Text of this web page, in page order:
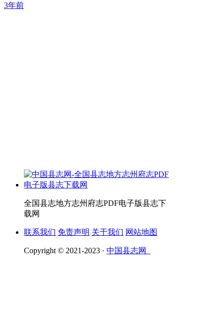
3年前
全国县志地方志州府志PDF电子版县志下
载网
联系我们 免责声明 关于我们 网站地图
Copyright © 2021-2023 · 中国县志网